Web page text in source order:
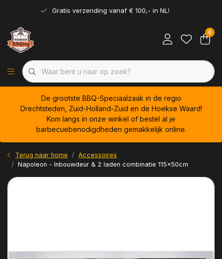
Gratis verzending vanaf € 100,- in NL!
0
De grootste BBQ-Speciaalzaak in de regio
Drechtsteden, Zuid-Holland-Zuid en de Hoekse Waard!
Kom langs in onze winkel of bestel al je
barbecuebenodigdheden gemakkelijk online.
Terug naar home
Accessoires
Napoleon - Inbouwdeur & 2 laden combinatie 115x50cm